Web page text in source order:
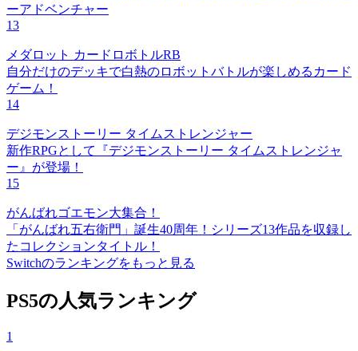
ーアドベンチャー
13
メダロット カードロボトルRB
自分だけのデッキで白熱のロボットバトルが楽しめるカード
ゲーム！
14
デジモンストーリー タイムストレンジャー
新作RPGとして『デジモンストーリー タイムストレンジャ
ー』が登場！
15
がんばれゴエモン大集合！
「がんばれ五右衛門」誕生40周年！シリーズ13作品を収録し
たコレクションタイトル！
Switchのランキングをもっと見る
PS5の人気ランキング
1